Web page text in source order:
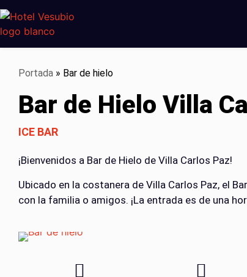
Portada » Bar de hielo
Bar de Hielo Villa
ICE BAR
¡Bienvenidos a Bar de Hielo de Villa Carlos Paz!
Ubicado en la costanera de Villa Carlos Paz, el
con la familia o amigos. ¡La entrada es de una